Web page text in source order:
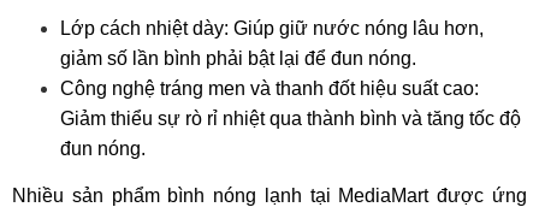
Lớp cách nhiệt dày: Giúp giữ nước nóng lâu hơn,
giảm số lần bình phải bật lại để đun nóng.
Công nghệ tráng men và thanh đốt hiệu suất cao:
Giảm thiểu sự rò rỉ nhiệt qua thành bình và tăng tốc độ
đun nóng.
Nhiều sản phẩm bình nóng lạnh tại MediaMart được ứng